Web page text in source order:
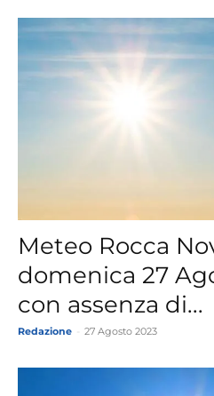
Meteo Rocca
domenica 27
con assenza di...
Redazione 27 Agosto 2023